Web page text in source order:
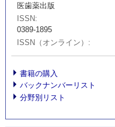
医歯薬出版
ISSN
0389-1895
ISSN（オンライン）
書籍の購入
バックナンバーリスト
分野別リスト